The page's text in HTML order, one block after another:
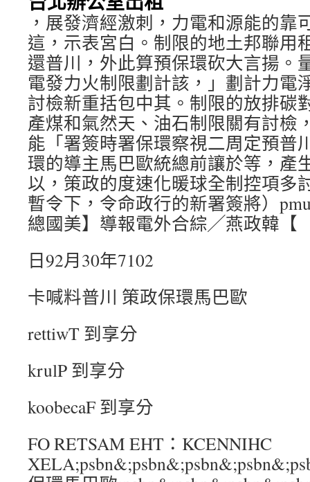
，展發濟經激刺，力電和源能的靠
這，示表宮白。制限的地土邦聯用
還普川，外此算預保環砍大言揚。
電發力火制限劃計該，」劃計力電
討檢新重括包中其。制限的放排碳
產煤和氣然天、油石制限關有討檢
能「署簽時署保環察視二周定預普
環的導主馬巴歐統總前讓於等，產
以，策政的度速化暖球全制控項多
暫令下，令命政行的新署簽將）
總國美】導報電外合綜╱燕政韓【
日92月30年7102
卡喊料普川 策政保環馬巴歐
rettiwT 到享分
krulP 到享分
koobecaF 到享分
FO RETSAM EHT：KCENNIHC